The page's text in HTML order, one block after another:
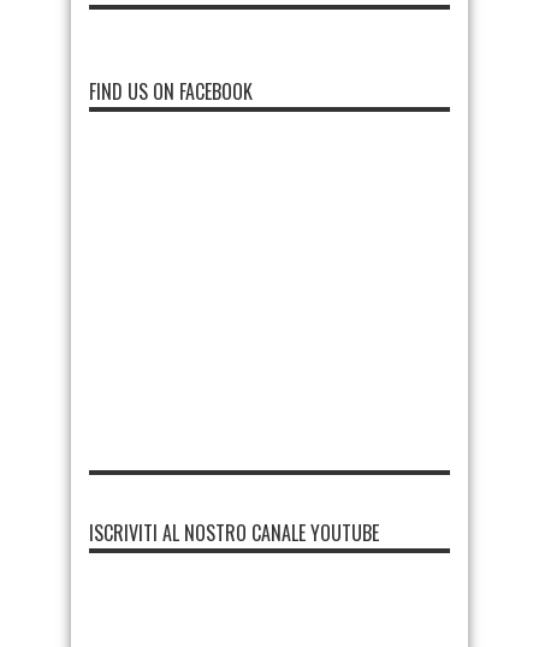
FIND US ON FACEBOOK
ISCRIVITI AL NOSTRO CANALE YOUTUBE